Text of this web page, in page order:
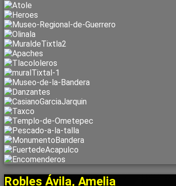
Robles Ávila, Amelia